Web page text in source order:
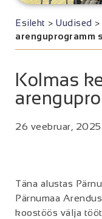
Esileht > Uudised >
arenguprogramm
Kolmas
26 veebruar, 2025
Täna alustas
Pärnumaa
koostöös välja